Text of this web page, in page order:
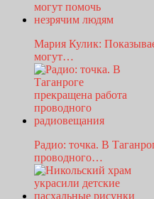
Мария Кулик:
могут…
Радио: точка. В
проводного…